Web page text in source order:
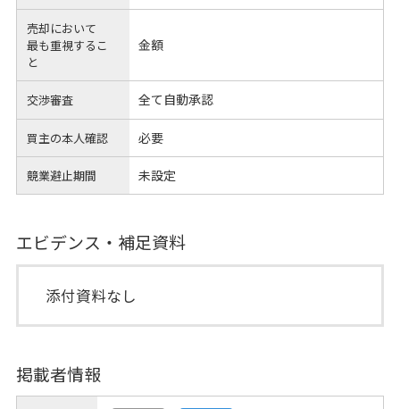
売却において
最も重視するこ
と
金額
交渉審査 全て自動承認
買主の本人確認 必要
競業避止期間 未設定
エビデンス・補足資料
添付資料なし
掲載者情報